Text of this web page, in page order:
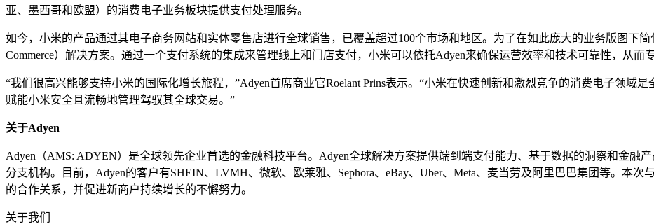
亚、墨西哥和欧盟）的消费电子业务板块提供支付处理服务。
如今，小米的产品通过其电子商务网站和实体零售店进行全球销售，已覆盖超过100个市场和地区。为了在如此庞大的业务版图下
Commerce）解决方案。通过一个支付系统的集成来管理线上和门店支付，小米可以依托Adyen来确保运营效率和技术可靠性，从而
“我们很高兴能够支持小米的国际化增长旅程，”Adyen首席商业官Roelant Prins表示。“小米在快速创新和激烈竞争的消费电子领域
赋能小米安全且流畅地管理驾驭其全球交易。”
关于Adyen
Adyen（AMS: ADYEN）是全球领先企业首选的金融科技平台。Adyen全球解决方案提供端到端支付能力、基于数据的洞察和金融
分支机构。目前，Adyen的客户有SHEIN、LVMH、微软、欧莱雅、Sephora、eBay、Uber、Meta、麦当劳及阿里巴巴集团等。本
的合作关系，并促进新商户持续增长的不懈努力。
关于我们